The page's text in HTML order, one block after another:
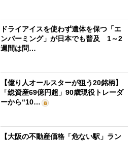
ドライアイスを使わず遺体を保つ「エ
ンバーミング」が日本でも普及 1～2
週間は問…
【億り人オールスターが狙う20銘柄】
「総資産69億円超」90歳現役トレーダ
ーから“10…
【大阪の不動産価格「危ない駅」ラン